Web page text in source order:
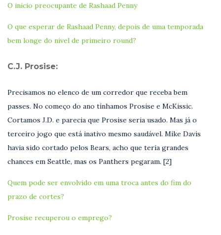
O início preocupante de Rashaad Penny
O que esperar de Rashaad Penny, depois de uma temporada
bem longe do nível de primeiro round?
C.J. Prosise:
Precisamos no elenco de um corredor que receba bem
passes. No começo do ano tínhamos Prosise e McKissic.
Cortamos J.D. e parecia que Prosise seria usado. Mas já o
terceiro jogo que está inativo mesmo saudável. Mike Davis
havia sido cortado pelos Bears, acho que teria grandes
chances em Seattle, mas os Panthers pegaram. [2]
Quem pode ser envolvido em uma troca antes do fim do
prazo de cortes?
Prosise recuperou o emprego?